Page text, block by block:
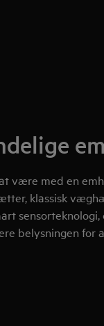
være med en
klassisk
belysningen for